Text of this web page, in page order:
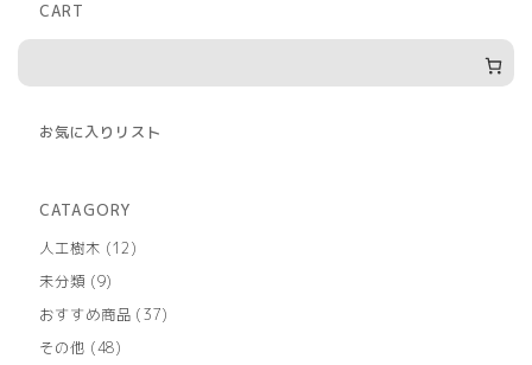
CART
お気に入りリスト
CATAGORY
人工樹木
1212
商
未分類 99
の
商
おすすめ商品 3737
その他 4848